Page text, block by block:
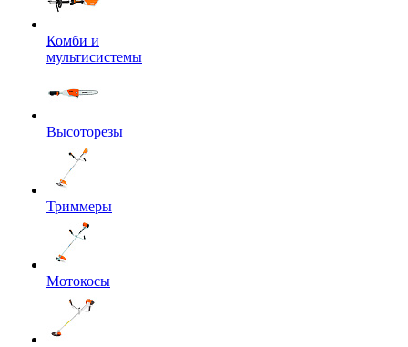
Комби и
мультисистемы
Высоторезы
Триммеры
Мотокосы